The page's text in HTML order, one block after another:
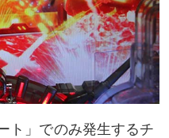
ト」でのみ発生するチ